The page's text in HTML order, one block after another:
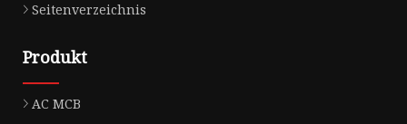
Seitenverzeichnis
Produkt
AC MCB